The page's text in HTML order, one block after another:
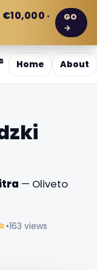
·
GO
→
Home About
— Oliveto
•163 views